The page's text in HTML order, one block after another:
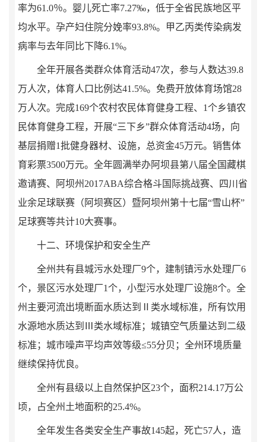
率为61.0％。婴儿死亡率7.27‰，低于全省民族地区平
均水平。孕产妇住院分娩率93.8%。甲乙丙类传染病发
病率与去年同比下降6.1%。
全年开展各类群众体育活动47次，参与人数达39.8
万人次，体育人口比例达41.5%。免费开放体育场馆28
万人次。完成169个农村农民体育健身工程、 1个乡镇农
民体育健身工程， 开展“三下乡”群众体育活动4场，向
基层捐赠1批健身器材、设施，总资金45万元。销售体
育彩票3500万元。 全年圆满举办阿坝县第八届全国藏棋
邀请赛、 阿坝州 2017ABA综合格斗国际挑战赛、
四川省
业余足球联赛（阿坝赛区）暨阿坝州第十七届“雪山杯”
足球赛等共计10大赛事。
十二、环境保护和安全生产
全州共有县城污水处理厂9个， 建制 镇污水处理厂6
个， 景区污水处理厂1个，小型污水处理厂设施8个。全
州主要河流出境断面水质达到 Ⅱ类水域标准， 所有饮用
水源地水质达到
Ⅲ类水域标准；城镇空气质量达到二级
标准；城市噪声平均声效等级≤55分贝；全州环境质量
继续保持优良。
全州有县级以上自然保护区23个，面积214.17万公
顷，占全州土地面积的25.4%。
全年发生各类安全生产事故145起，死亡57人，造